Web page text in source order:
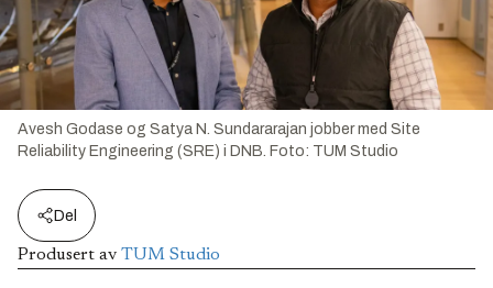
Avesh Godase og Satya N. Sundararajan jobber med Site
Reliability Engineering (SRE) i DNB. Foto: TUM Studio
Del
Produsert av TUM Studio